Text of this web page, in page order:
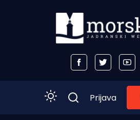
Prijava